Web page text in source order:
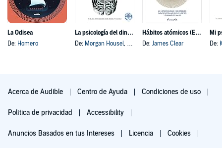
La Odisea
De: Homero
La psicología del dinero
De: Morgan Housel, y otros
Hábitos atómicos (Español neutro)
De: James Clear
Mi
De:
Acerca de Audible Centro de Ayuda Condiciones de uso
Política de privacidad Accessibility
Anuncios Basados en tus Intereses Licencia Cookies